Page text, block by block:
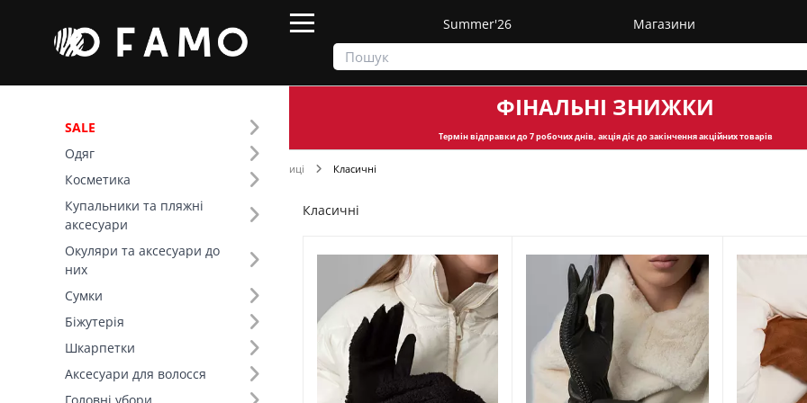
Summer'26 Магазини
SALE
Одяг
Косметика
Купальники та пляжні
аксесуари
Окуляри та аксесуари до
них
Сумки
Біжутерія
Шкарпетки
Аксесуари для волосся
ФІНАЛЬНІ ЗНИЖКИ
Термін відправкидо 7 робочих днів, акція діє до закінчення акційних товарів
Рукавиці Класичні
Фільтр
Ціна
Колір (9)
Розмір (3)
Основний колір (9)
Класичні